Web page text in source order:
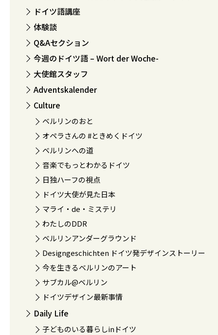
ドイツ語講座
体験談
Q&Aセクション
今週のドイツ語 – Wort der Woche-
大使館スタッフ
Adventskalender
Culture
ベルリンのおと
オペラさんの #ときめくドイツ
ベルリンへの道
音楽でもっとわかるドイツ
日独ハーフの視点
ドイツ大使が見た日本
マライ・de・ミステリ
わたしのDDR
ベルリンアンダーグラウンド
Designgeschichten ドイツ発デザインストーリー
今を生きるベルリンのアート
サブカル@ベルリン
ドイツデザイン最新事情
Daily Life
子どものいる暮らしinドイツ